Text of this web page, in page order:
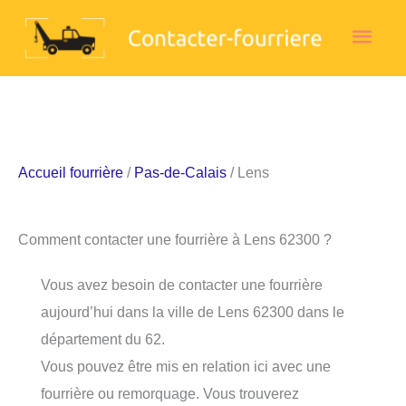
Accueil fourrière / Pas-de-Calais / Lens
Comment contacter une fourrière à Lens 62300 ?
Vous avez besoin de contacter une fourrière
aujourd’hui dans la ville de Lens 62300 dans le
département du 62.
Vous pouvez être mis en relation ici avec une
fourrière ou remorquage. Vous trouverez